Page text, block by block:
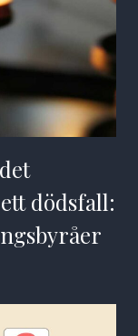
dödsfall: